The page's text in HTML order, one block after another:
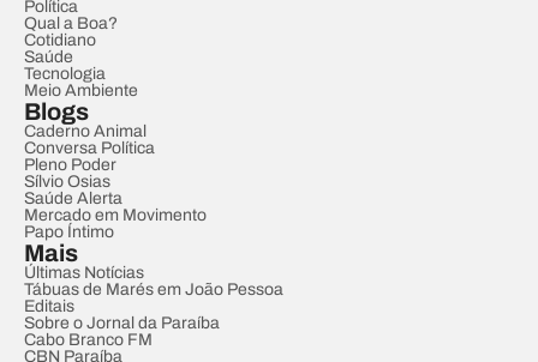
Política
Qual a Boa?
Cotidiano
Saúde
Tecnologia
Meio Ambiente
Blogs
Caderno Animal
Conversa Política
Pleno Poder
Sílvio Osias
Saúde Alerta
Mercado em Movimento
Papo Íntimo
Mais
Últimas Notícias
Tábuas de Marés em João Pessoa
Editais
Sobre o Jornal da Paraíba
Cabo Branco FM
CBN Paraíba